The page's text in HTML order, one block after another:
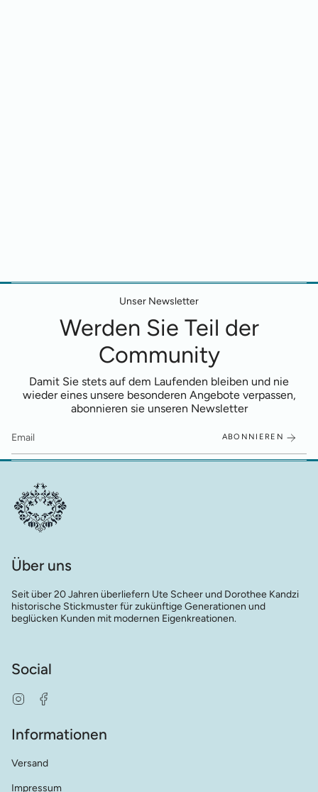
Unser Newsletter
Werden Sie Teil der
Community
Damit Sie stets auf dem Laufenden bleiben und nie
wieder eines unsere besonderen Angebote verpassen,
abonnieren sie unseren Newsletter
ABONNIEREN
Über uns
Seit über 20 Jahren überliefern Ute Scheer und Dorothee Kandzi
historische Stickmuster für zukünftige Generationen und
beglücken Kunden mit modernen Eigenkreationen.
Social
Instagram
Informationen
Versand
Impressum